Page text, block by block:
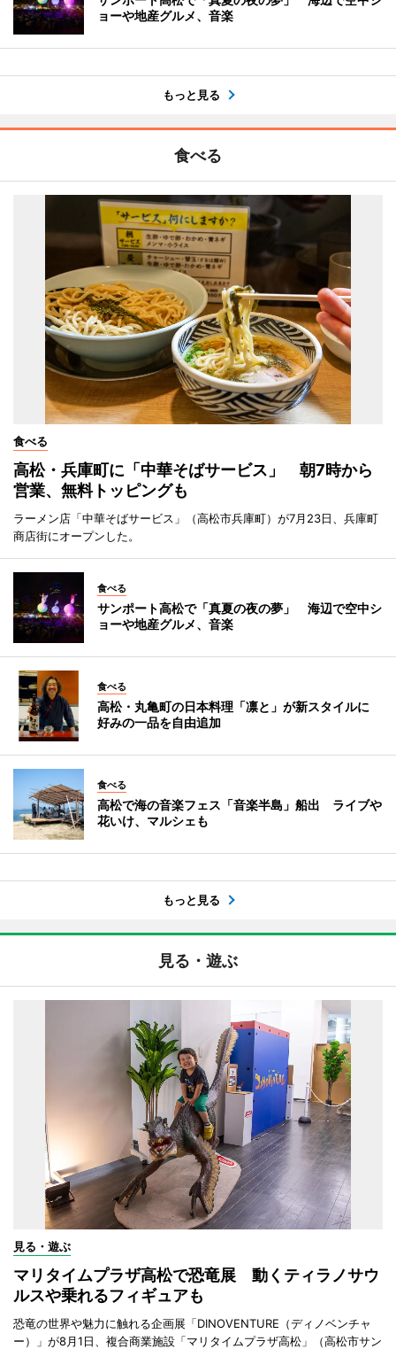
ョーや地産グルメ、音楽
もっと見る
食べる
食べる
高松・兵庫町に「中華そばサービス」 朝7時から
営業、無料トッピングも
ラーメン店「中華そばサービス」（高松市兵庫町）が7月23日、兵庫町
商店街にオープンした。
食べる
サンポート高松で「真夏の夜の夢」 海辺で空中シ
ョーや地産グルメ、音楽
食べる
高松・丸亀町の日本料理「凛と」が新スタイルに
好みの一品を自由追加
食べる
高松で海の音楽フェス「音楽半島」船出 ライブや
花いけ、マルシェも
もっと見る
見る・遊ぶ
見る・遊ぶ
マリタイムプラザ高松で恐竜展 動くティラノサウ
ルスや乗れるフィギュアも
恐竜の世界や魅力に触れる企画展「DINOVENTURE（ディノベンチャ
ー）」が8月1日、複合商業施設「マリタイムプラザ高松」（高松市サン